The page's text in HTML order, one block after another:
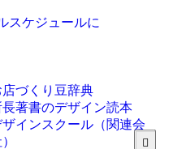
スケジュールに
店づくり豆辞典
長著書のデザイン読本
ザインスクール（関連会